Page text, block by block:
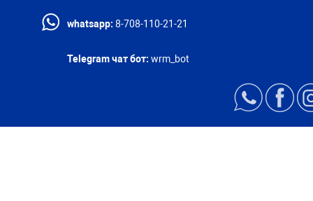
whatsapp: 8-708-110-21-21
Telegram чат бот: wrm_bot